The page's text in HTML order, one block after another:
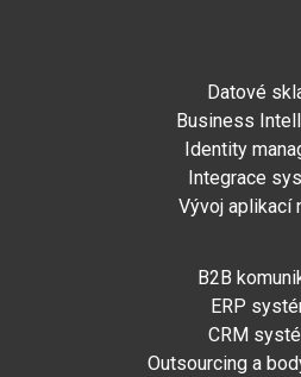
Datové
Business
Identity
Integrace
Vývoj aplikací
B2B
ERP
CRM
Outsourcing a